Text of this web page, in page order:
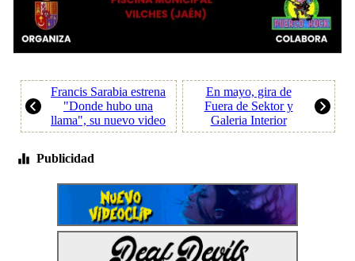
Francis Sarabia estrena
"Donde hubo una
llama", su nuevo video
En mayo, gira de
Fuera de Sektor y
Galeria Interior
Publicidad